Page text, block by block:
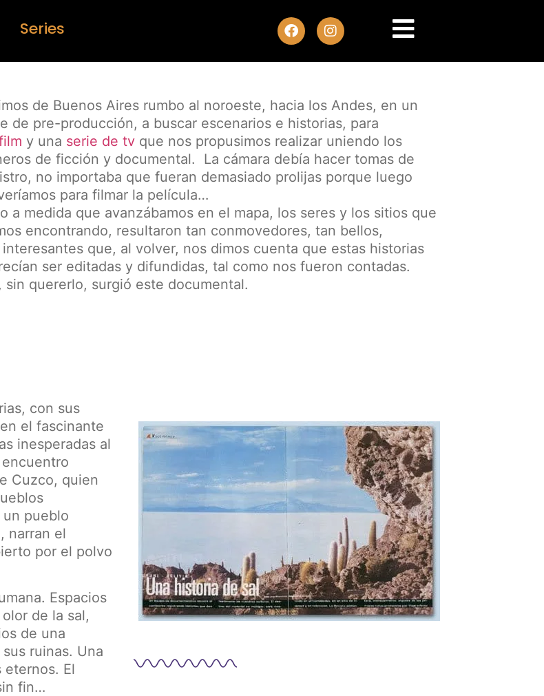
de Buenos Aires rumbo al noroeste, hacia los Andes, en un
de pre-producción, a buscar escenarios e historias, para
y una serie de tv que nos propusimos realizar uniendo los
de ficción y documental. La cámara debía hacer tomas de
no importaba que fueran demasiado prolijas porque luego
para filmar la película…
a medida que avanzábamos en el mapa, los seres y los sitios que
encontrando, resultaron tan conmovedores, tan bellos,
que, al volver, nos dimos cuenta que estas historias
ser editadas y difundidas, tal como nos fueron contadas.
sin quererlo, surgió este documental.
con sus
el fascinante
inesperadas al
Cuzco, quien
pueblo
narran el
por el polvo
Espacios
de la sal,
de una
ruinas. Una
eternos. El
fin…